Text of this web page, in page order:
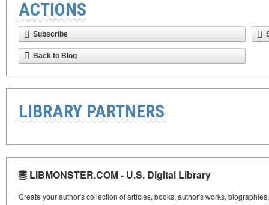
ACTIONS
Subscribe
Back to Blog
LIBRARY PARTNERS
LIBMONSTER.COM - U.S. Digital Library
Create your author's collection of articles, books, author's works,